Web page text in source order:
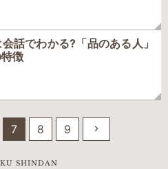
話でわかる?「品のある人」
徴
7 8 9
SHINDAN